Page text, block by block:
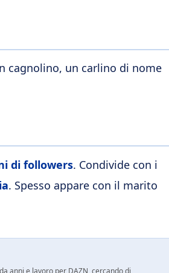
cagnolino, un carlino di nome
di followers. Condivide con i
. Spesso appare con il marito
anni e lavoro per DAZN, cercando di